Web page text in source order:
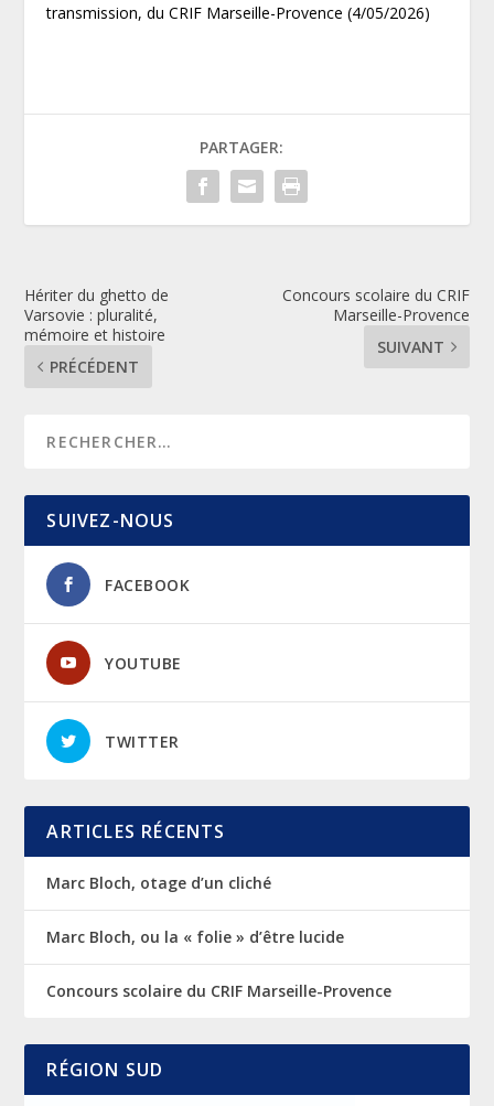
transmission, du CRIF Marseille-Provence (4/05/2026)
PARTAGER:
Hériter du ghetto de
Varsovie : pluralité,
mémoire et histoire
PRÉCÉDENT
Concours scolaire du CRIF
Marseille-Provence
SUIVANT
SUIVEZ-NOUS
FACEBOOK
YOUTUBE
TWITTER
ARTICLES RÉCENTS
Marc Bloch, otage d’un cliché
Marc Bloch, ou la « folie » d’être lucide
Concours scolaire du CRIF Marseille-Provence
RÉGION SUD